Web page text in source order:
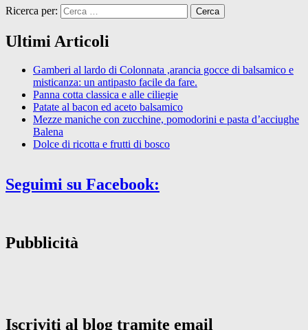
Ricerca per:
Ultimi Articoli
Gamberi al lardo di Colonnata ,arancia gocce di balsamico e
misticanza: un antipasto facile da fare.
Panna cotta classica e alle ciliegie
Patate al bacon ed aceto balsamico
Mezze maniche con zucchine, pomodorini e pasta d’acciughe
Balena
Dolce di ricotta e frutti di bosco
Seguimi su Facebook:
Pubblicità
Iscriviti al blog tramite email